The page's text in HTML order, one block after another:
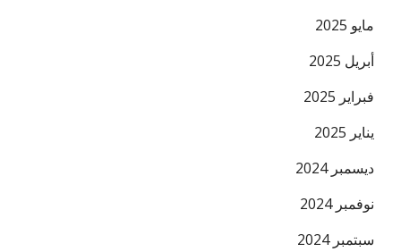
مايو 2025
أبريل 2025
فبراير 2025
يناير 2025
ديسمبر 2024
نوفمبر 2024
سبتمبر 2024